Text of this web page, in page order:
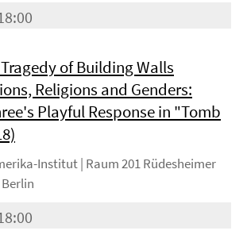
of Building Walls
Religions and Genders:
Playful Response in "Tomb
Institut | Raum 201 Rüdesheimer
Berlin